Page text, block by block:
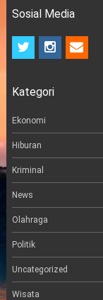
Sosial Media
t
t
r
i
n
a
e
m
Kategori
Ekonomi
Hiburan
Kriminal
News
Olahraga
Politik
Uncategorized
Wisata